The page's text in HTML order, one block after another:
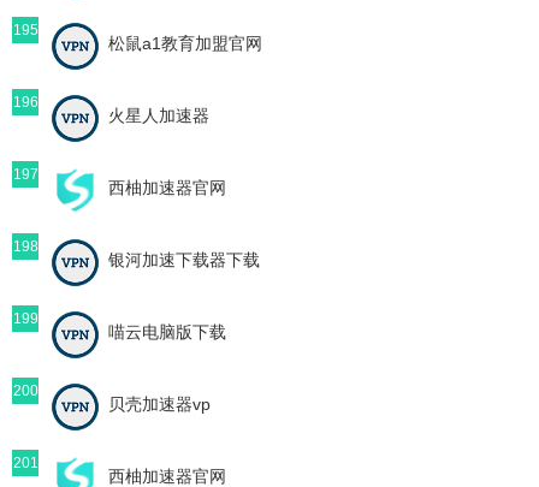
195
松鼠a1教育加盟官网
196
火星人加速器
197
西柚加速器官网
198
银河加速下载器下载
199
喵云电脑版下载
200
贝壳加速器vp
201
西柚加速器官网